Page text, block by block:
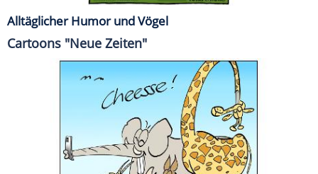
Alltäglicher Humor und Vögel
Cartoons "Neue Zeiten"